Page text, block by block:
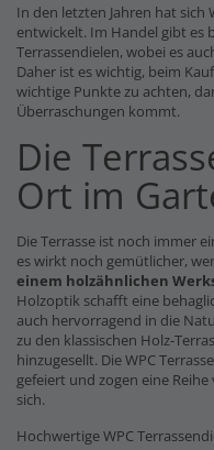
In den letzten Jahren hat sich
entwickelt. Im Handel gibt es
Terrassendielen, wobei es
Daher ist es wichtig, beim
wichtige Punkte zu achten,
Überraschungen kommt.
Die
Ort im
Die Terrasse ist noch immer
es wirkt noch gemütlicher,
einem holzähnlichen
Holzoptik schafft eine
auch hervorragend in die
zu den klassischen Holz-
hinzugesellt. Die WPC
gefeiert und zogen eine
sich.
Hochwertige WPC